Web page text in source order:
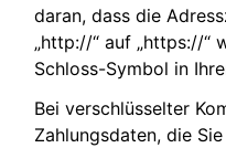
daran, dass die
„http://“ auf „https://“
Schloss-Symbol in
Bei verschlüsselter
Zahlungsdaten, die